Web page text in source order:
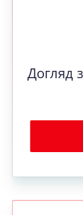
Догляд